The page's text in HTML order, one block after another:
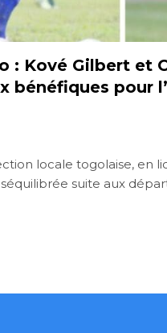
: Kové Gilbert et
bénéfiques pour
locale togolaise, en
suite aux